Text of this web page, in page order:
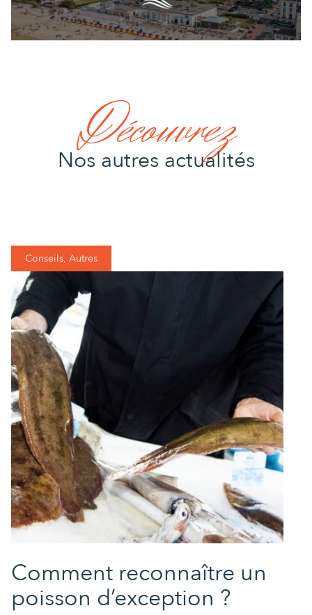
Découvrez
Nos autres actualités
Conseils, Autres
Comment reconnaître un
poisson d’exception ?